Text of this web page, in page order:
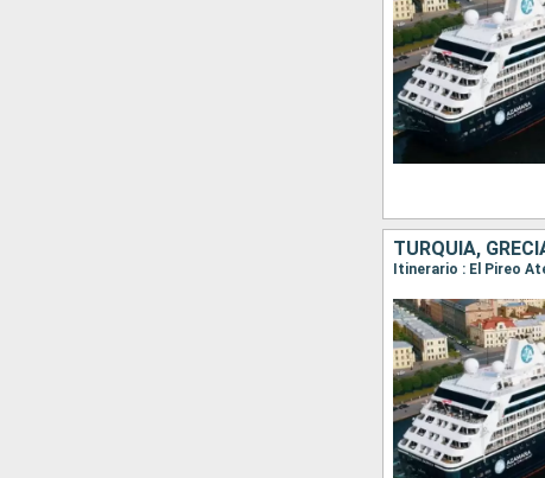
TURQUÍA,
Itinerario : El Pireo